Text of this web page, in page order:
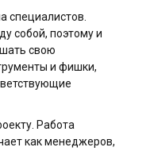
специалистов.
собой, поэтому и
свою
и фишки,
Работа
как менеджеров,